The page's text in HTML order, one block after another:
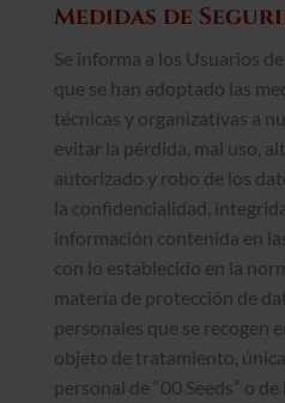
Medidas de
Se informa a los Usuarios
que se han adoptado las
técnicas y organizativas a
evitar la pérdida, mal uso,
autorizado y robo de los
la confidencialidad,
información contenida en
con lo establecido en la
materia de protección de
personales que se recogen
objeto de tratamiento,
personal de “00 Seeds” o